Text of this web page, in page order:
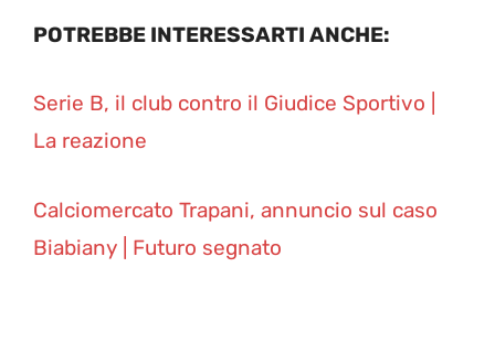
POTREBBE INTERESSARTI ANCHE:
Serie B, il club contro il Giudice Sportivo |
La reazione
Calciomercato Trapani, annuncio sul caso
Biabiany | Futuro segnato